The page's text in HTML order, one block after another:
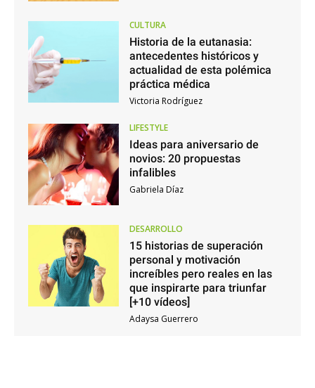
CULTURA
Historia de la eutanasia:
antecedentes históricos y
actualidad de esta polémica
práctica médica
Victoria Rodríguez
LIFESTYLE
Ideas para aniversario de
novios: 20 propuestas
infalibles
Gabriela Díaz
DESARROLLO
15 historias de superación
personal y motivación
increíbles pero reales en las
que inspirarte para triunfar
[+10 vídeos]
Adaysa Guerrero